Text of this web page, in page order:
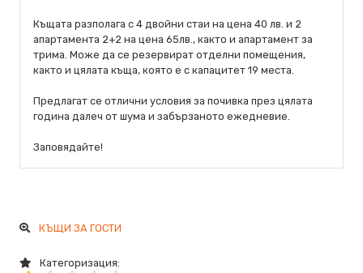
Къщата разполага с 4 двойни стаи на цена 40 лв. и 2
апартамента 2+2 на цена 65лв., както и апартамент за
трима. Може да се резервират отделни помещения,
както и цялата къща, която е с капацитет 19 места.
Предлагат се отлични условия за почивка през цялата
година далеч от шума и забързаното ежедневие.
Заповядайте!
КЪЩИ ЗА ГОСТИ
Категоризация: